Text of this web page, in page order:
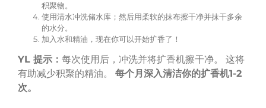
积聚物。
使用清水冲洗储水库；然后用柔软的抹布擦干净并抹干多余
的水分。
加入水和精油，现在你可以开始扩香了！
YL 提示： 每次使用后，冲洗并将扩香机擦干净。 这将
有助减少积聚的精油。 每个月深入清洁你的扩香机1-2
次。